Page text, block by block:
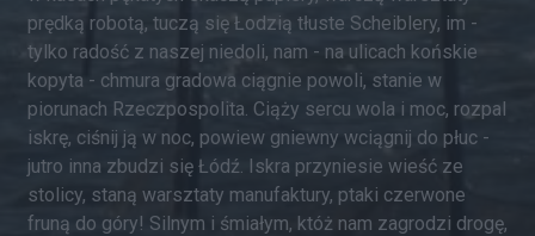
prędką robotą, tuczą się Łodzią tłuste Scheiblery, im -
tylko radość z naszej niedoli, nam - na ulicach końskie
kopyta - chmura gradowa ciągnie powoli, stanie w
piorunach Rzeczpospolita. Ciąży sercu wola i moc, rozpal
iskrę, ciśnij ją w noc, powiew gniewny wciągnij do płuc -
jutro inna zbudzi się Łódź. Iskra przyniesie wieść ze
stolicy, staną warsztaty manufaktury, ptaki czerwone
fruną do góry! Silnym i śmiałym, któż nam zagrodzi drogę,